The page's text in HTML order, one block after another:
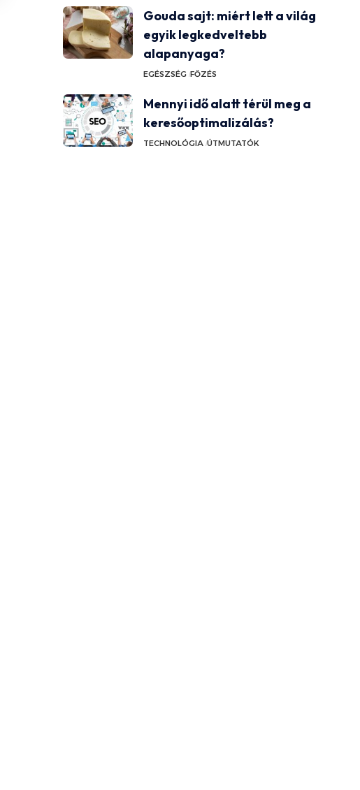
Gouda sajt: miért lett a világ
egyik legkedveltebb
alapanyaga?
EGÉSZSÉG FŐZÉS
Mennyi idő alatt térül meg a
keresőoptimalizálás?
TECHNOLÓGIA ÚTMUTATÓK